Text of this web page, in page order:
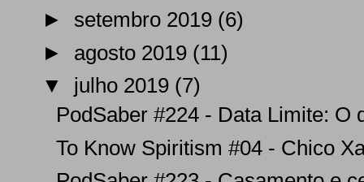
► setembro 2019 (6)
► agosto 2019 (11)
▼ julho 2019 (7)
PodSaber #224 - Data Limite: O
To Know Spiritism #04 - Chico